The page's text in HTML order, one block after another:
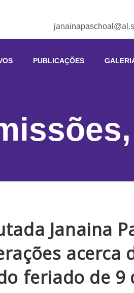
PUBLICAÇÕES
,
Janaina
acerca
feriado de 9